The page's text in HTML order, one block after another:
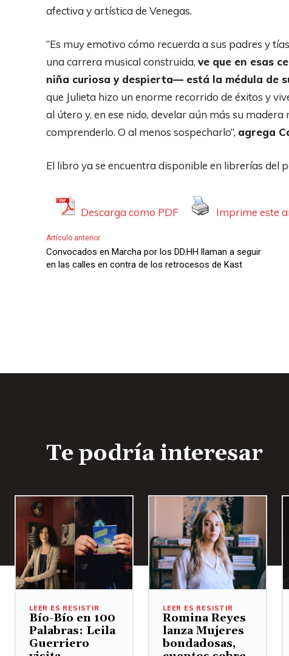
afectiva y artística de Venegas.
“Es muy emotivo cómo recuerda a sus padres y
una carrera musical construida, ve que en esas
niña curiosa y despierta— está la médula de
que Julieta hizo un enorme recorrido de éxitos y
al útero y, en ese nido, develar aún más su
comprenderlo. O al menos sospecharlo”, agrega
El libro ya se encuentra disponible en librerías del
Descarga como PDF Imprime este
Artículo anterior
Convocados en Marcha por los DD.HH llaman a seguir
en las calles en contra de los retrocesos de Kast
Te podría interesar
LEER ES RESISTIR
Bío-Bío en 100
Palabras: Leila
Guerriero
LEER ES RESISTIR
Romina Reyes
lanza Mujeres
bondadosas,